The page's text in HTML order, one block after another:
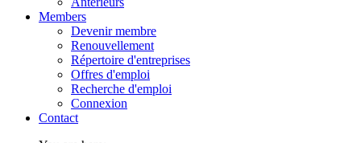
Members
Devenir membre
Renouvellement
Répertoire d'entreprises
Offres d'emploi
Recherche d'emploi
Connexion
Contact